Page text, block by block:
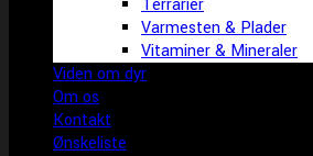
Terrarier
Varmesten & Plader
Vitaminer & Mineraler
Viden om dyr
Om os
Kontakt
Ønskeliste